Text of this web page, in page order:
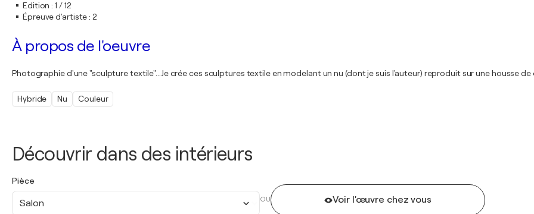
Découvrir dans des intérieurs
Pièce
Salon OU Voir l'œuvre chez vous
Edition :1 / 12
Épreuve d'artiste: 2
À propos de l'oeuvre
Photographie d'une "sculpture textile"...Je crée ces sculptures textile en modelant un nu (dont je suis l'auteur) reproduit sur une housse de
Hybride Nu Couleur